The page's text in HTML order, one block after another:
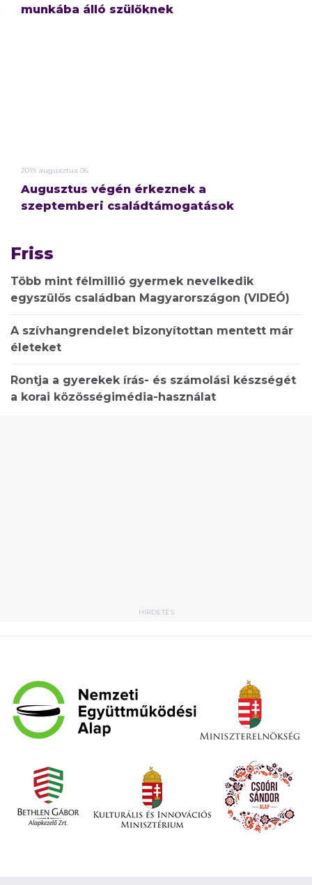
munkába álló szülőknek
2019. augusztus 06.
Augusztus végén érkeznek a
szeptemberi családtámogatások
Friss
Több mint félmillió gyermek nevelkedik
egyszülős családban Magyarországon (VIDEÓ)
A szívhangrendelet bizonyítottan mentett már
életeket
Rontja a gyerekek írás- és számolási készségét
a korai közösségimédia-használat
HIRDETÉS